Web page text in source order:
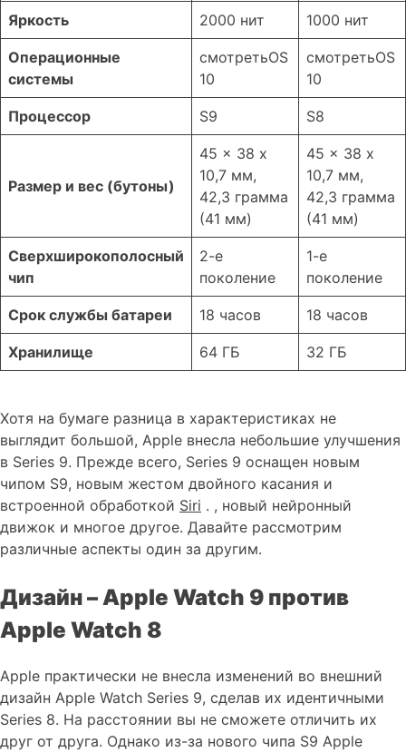
Яркость 2000 нит 1000 нит
Операционные
системы
смотретьOS
10
смотретьOS
10
Процессор S9 S8
Размер и вес (бутоны)
45 x 38 x
10,7 мм,
42,3 грамма
(41 мм)
45 x 38 x
10,7 мм,
42,3 грамма
(41 мм)
Сверхширокополосный
чип
2-е
поколение
1-е
поколение
Срок службы батареи 18 часов 18 часов
Хранилище 64 ГБ 32 ГБ
Хотя на бумаге разница в характеристиках не
выглядит большой, Apple внесла небольшие улучшения
в Series 9. Прежде всего, Series 9 оснащен новым
чипом S9, новым жестом двойного касания и
встроенной обработкой Siri . , новый нейронный
движок и многое другое. Давайте рассмотрим
различные аспекты один за другим.
Дизайн – Apple Watch 9 против
Apple Watch 8
Apple практически не внесла изменений во внешний
дизайн Apple Watch Series 9, сделав их идентичными
Series 8. На расстоянии вы не сможете отличить их
друг от друга. Однако из-за нового чипа S9 Apple